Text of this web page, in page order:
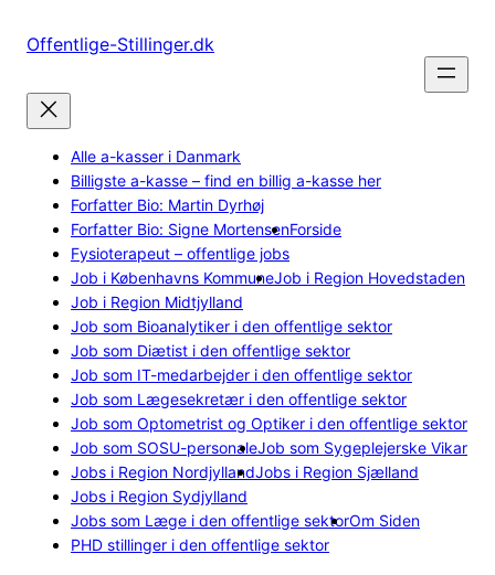
Offentlige-Stillinger.dk
Alle a-kasser i Danmark
Billigste a-kasse – find en billig a-kasse her
Forfatter Bio: Martin Dyrhøj
Forfatter Bio: Signe MortensenForside
Fysioterapeut – offentlige jobs
Job i Københavns KommuneJob i Region Hovedstaden
Job i Region Midtjylland
Job som Bioanalytiker i den offentlige sektor
Job som Diætist i den offentlige sektor
Job som IT-medarbejder i den offentlige sektor
Job som Lægesekretær i den offentlige sektor
Job som Optometrist og Optiker i den offentlige sektor
Job som SOSU-personaleJob som Sygeplejerske Vikar
Jobs i Region NordjyllandJobs i Region Sjælland
Jobs i Region Sydjylland
Jobs som Læge i den offentlige sektorOm Siden
PHD stillinger i den offentlige sektor